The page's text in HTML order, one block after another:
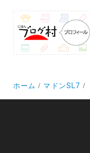
ホーム マドンSL7